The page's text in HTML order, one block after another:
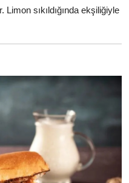
sıkıldığında ekşiliğiyle